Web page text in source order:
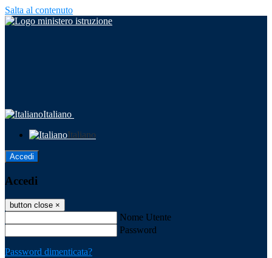
Salta al contenuto
Italiano
Italiano
Accedi
Accedi
button close ×
Nome Utente
Password
Password dimenticata?